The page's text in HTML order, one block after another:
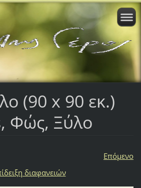
(90 x 90 εκ.)
Φώς, Ξύλο
Επόμενο
διαφανειών